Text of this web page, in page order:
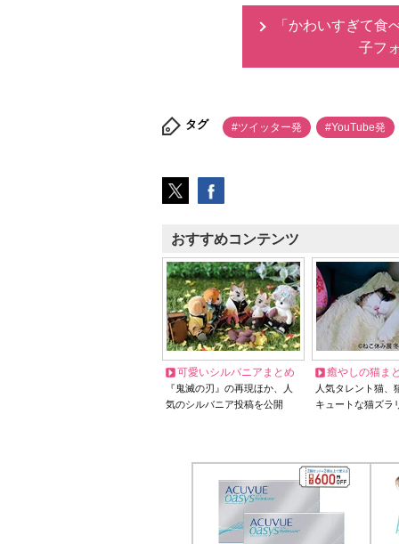
「かわいすぎて食
子フ
タグ #ツイッター発 #YouTube発
おすすめコンテンツ
可愛いシルバニアまとめ
『鬼滅の刃』の再現ほか、人
気のシルバニア投稿を公開
癒やしの猫ま
人気タレント猫
キュートな猫ズラ